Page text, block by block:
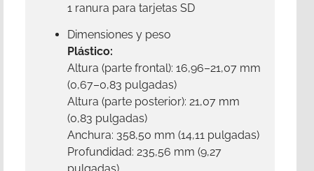
1 ranura para tarjetas SD
Dimensiones y peso
Plástico:
Altura (parte frontal): 16,96–21,07 mm
(0,67–0,83 pulgadas)
Altura (parte posterior): 21,07 mm
(0,83 pulgadas)
Anchura: 358,50 mm (14,11 pulgadas)
Profundidad: 235,56 mm (9,27